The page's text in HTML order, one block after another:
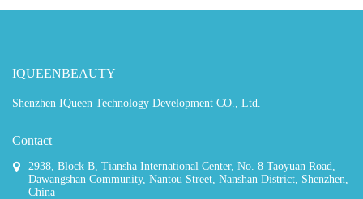
IQUEENBEAUTY
Shenzhen IQueen Technology Development CO., Ltd.
Contact
2938, Block B, Tiansha International Center, No. 8 Taoyuan Road,
Dawangshan Community, Nantou Street, Nanshan District, Shenzhen,
China